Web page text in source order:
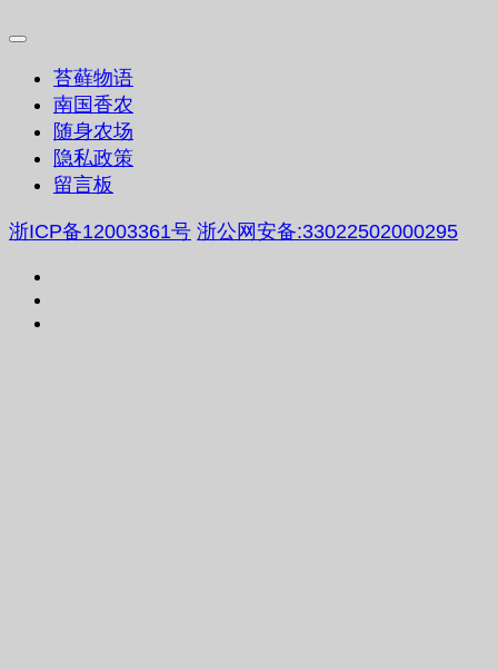
苔藓物语
南国香农
随身农场
隐私政策
留言板
浙ICP备12003361号 浙公网安备:33022502000295